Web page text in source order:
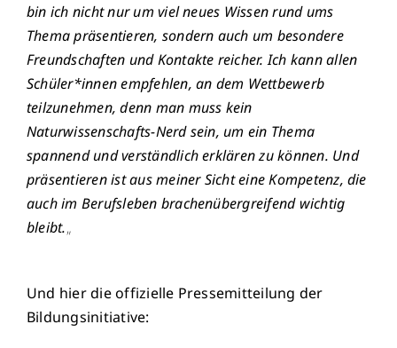
bin ich nicht nur um viel neues Wissen rund ums
Thema präsentieren, sondern auch um besondere
Freundschaften und Kontakte reicher. Ich kann allen
Schüler*innen empfehlen, an dem Wettbewerb
teilzunehmen, denn man muss kein
Naturwissenschafts-Nerd sein, um ein Thema
spannend und verständlich erklären zu können. Und
präsentieren ist aus meiner Sicht eine Kompetenz, die
auch im Berufsleben brachenübergreifend wichtig
bleibt.„
Und hier die offizielle Pressemitteilung der
Bildungsinitiative: